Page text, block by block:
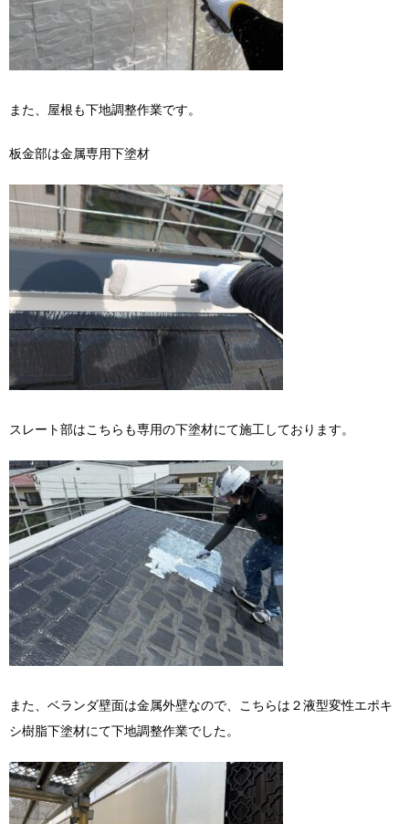
また、屋根も下地調整作業です。
板金部は金属専用下塗材
スレート部はこちらも専用の下塗材にて施工しております。
また、ベランダ壁面は金属外壁なので、こちらは２液型変性エポキ
シ樹脂下塗材にて下地調整作業でした。